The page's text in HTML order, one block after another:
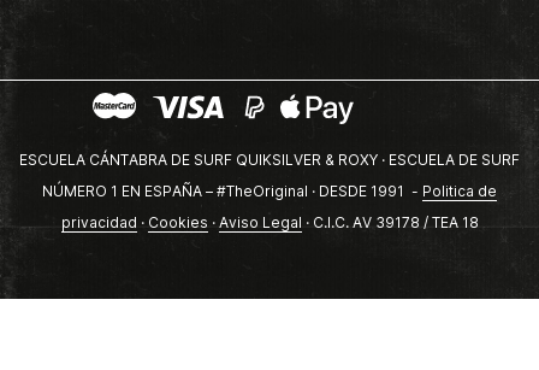
ESCUELA CÁNTABRA DE SURF QUIKSILVER & ROXY · ESCUELA DE SURF
NÚMERO 1 EN ESPAÑA – #TheOriginal · DESDE 1991 - Politica de
privacidad · Cookies · Aviso Legal · C.I.C. AV 39178 / TEA 18